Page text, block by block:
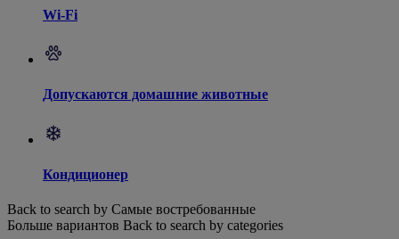
Wi-Fi
Допускаются домашние животные
Кондиционер
Back to search by Самые востребованные
Больше вариантов Back to search by categories